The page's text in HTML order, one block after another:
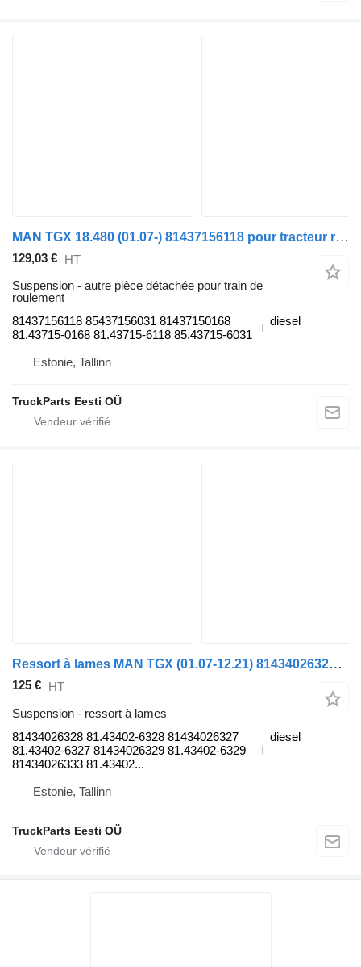
MAN TGX 18.480 (01.07-) 81437156118 pour tracteur routier MAN TGL, TGM, TGS, TGX (2005-2021)
129,03 € HT
Suspension - autre pièce détachée pour train de
roulement
81437156118 85437156031 81437150168
81.43715-0168 81.43715-6118 85.43715-6031
diesel
Estonie, Tallinn
TruckParts Eesti OÜ
Ressort à lames MAN TGX (01.07-12.21) 81434026328 pour tracteur routier MAN tgl 2006
125 € HT
Suspension - ressort à lames
81434026328 81.43402-6328 81434026327
81.43402-6327 81434026329 81.43402-6329
81434026333 81.43402...
diesel
Estonie, Tallinn
TruckParts Eesti OÜ